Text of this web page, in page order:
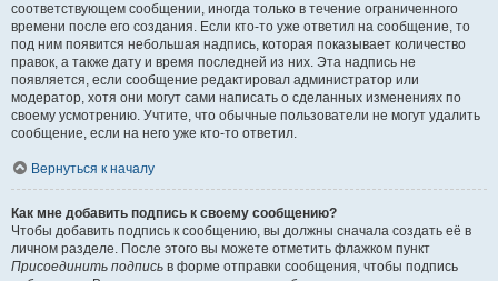
соответствующем сообщении, иногда только в течение ограниченного
времени после его создания. Если кто-то уже ответил на сообщение, то
под ним появится небольшая надпись, которая показывает количество
правок, а также дату и время последней из них. Эта надпись не
появляется, если сообщение редактировал администратор или
модератор, хотя они могут сами написать о сделанных изменениях по
своему усмотрению. Учтите, что обычные пользователи не могут удалить
сообщение, если на него уже кто-то ответил.
Вернуться к началу
Как мне добавить подпись к своему сообщению?
Чтобы добавить подпись к сообщению, вы должны сначала создать её в
личном разделе. После этого вы можете отметить флажком пункт
Присоединить подпись в форме отправки сообщения, чтобы подпись